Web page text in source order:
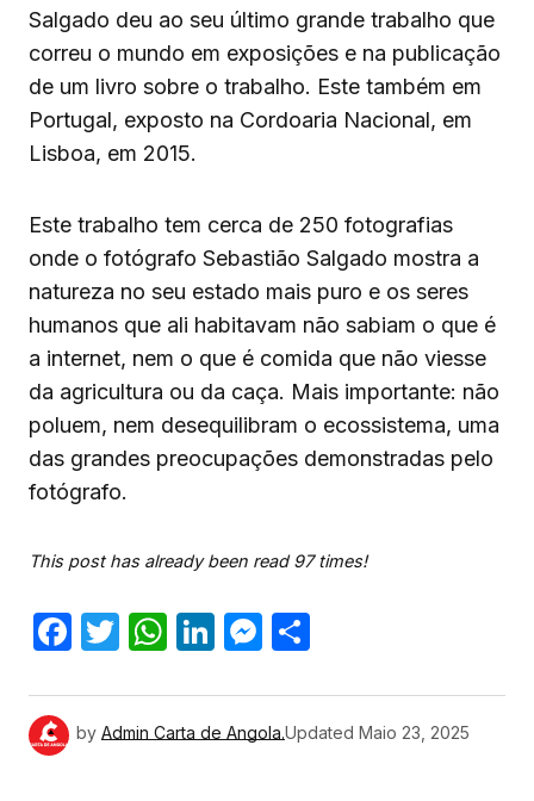
Salgado deu ao seu último grande trabalho que
correu o mundo em exposições e na publicação
de um livro sobre o trabalho. Este também em
Portugal, exposto na Cordoaria Nacional, em
Lisboa, em 2015.
Este trabalho tem cerca de 250 fotografias
onde o fotógrafo Sebastião Salgado mostra a
natureza no seu estado mais puro e os seres
humanos que ali habitavam não sabiam o que é
a internet, nem o que é comida que não viesse
da agricultura ou da caça. Mais importante: não
poluem, nem desequilibram o ecossistema, uma
das grandes preocupações demonstradas pelo
fotógrafo.
This post has already been read 97 times!
Facebook
Twitter
WhatsApp
LinkedIn
Messenger
by Admin Carta de Angola.Updated Maio 23, 2025